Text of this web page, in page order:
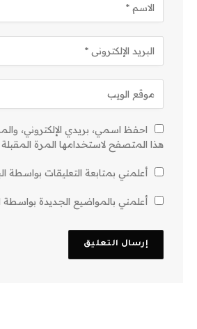
احفظ اسمي، بريدي الإلكتروني،
هذا المتصفح لاستخدامها المرة
أعلمني بمتابعة التعليقات بواسطة
أعلمني بالمواضيع الجديدة بواسطة